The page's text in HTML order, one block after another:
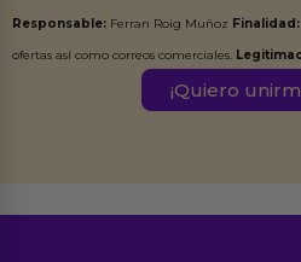
Responsable: Ferran Roig Muñoz Finalidad:
ofertas así como correos comerciales.
Destinatarios:Ferran Roig